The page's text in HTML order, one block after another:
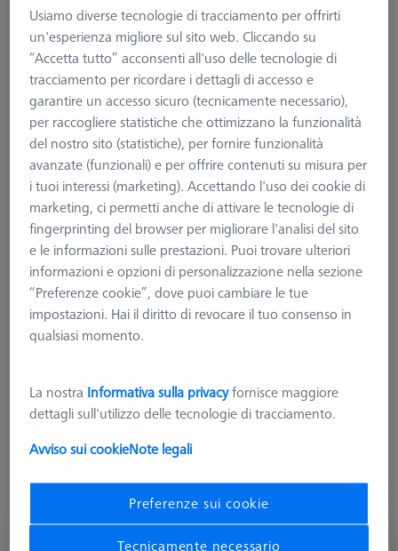
Piattelli VAST/VAST XT, M5 Pro, senza cubo
Durante il ciclo di controllo CNC, i piattelli ed i sistemi tastatori
su di essi assemblati, se coinvolti nell'attività di misura sono
agganciati alla testa, se inattivi vengono posizionati negli
appositi magazzini posti sui Rack passivi MSR oppure attivi
ProMax.
I piattelli originali ZEISS sono dotati di chip ID integrato che
viene letto e riconosciuto dalle teste di misura ZEISS,
consentendo al sistema di svolgere importanti funzioni di
sicurezza e monitoraggio, nonchè di permettere l'utilizzo di
opzioni software rivolte all'incremento prestazionale durante i
controlli. In fase di misura trasmettono meccanicamente le
misurazioni alle teste di misura tramite 3 punti di contatto ultra
precisi.
presente un attacco con filetto M5 standard e M5 Pro, da
bloccare e orientare rispetto agli assi macchina tramite 3 viti a
Piattello VAST, senza cubo, attacco M5 e
Usiamo diverse tecnologie di tracciamento per offrirti
un'esperienza migliore sul sito web. Cliccando su
“Accetta tutto” acconsenti all'uso delle tecnologie di
tracciamento per ricordare i dettagli di accesso e
garantire un accesso sicuro (tecnicamente necessario),
per raccogliere statistiche che ottimizzano la funzionalità
del nostro sito (statistiche), per fornire funzionalità
avanzate (funzionali) e per offrire contenuti su misura per
i tuoi interessi (marketing). Accettando l'uso dei cookie di
marketing, ci permetti anche di attivare le tecnologie di
fingerprinting del browser per migliorare l'analisi del sito
e le informazioni sulle prestazioni. Puoi trovare ulteriori
informazioni e opzioni di personalizzazione nella sezione
“Preferenze cookie”, dove puoi cambiare le tue
impostazioni. Hai il diritto di revocare il tuo consenso in
qualsiasi momento.
La nostra Informativa sulla privacyfornisce maggiore
dettagli sull'utilizzo delle tecnologie di tracciamento.
Avviso sui cookieNote legali
Preferenze sui cookie
Tecnicamente necessario